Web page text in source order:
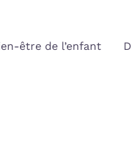
être de l’enfant